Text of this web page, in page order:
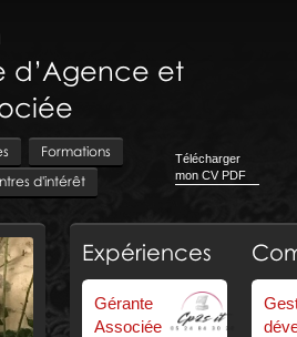
d’Agence et
Formations
d'intérêt
Télécharger
mon CV PDF
Expériences
Gérante
Associée